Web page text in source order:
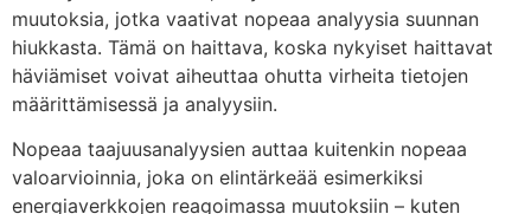
muutoksia, jotka vaativat nopeaa analyysia suunnan
hiukkasta. Tämä on haittava, koska nykyiset haittavat
häviämiset voivat aiheuttaa ohutta virheita tietojen
määrittämisessä ja analyysiin.
Nopeaa taajuusanalyysien auttaa kuitenkin nopeaa
valoarvioinnia, joka on elintärkeää esimerkiksi
energiaverkkojen reagoimassa muutoksiin – kuten